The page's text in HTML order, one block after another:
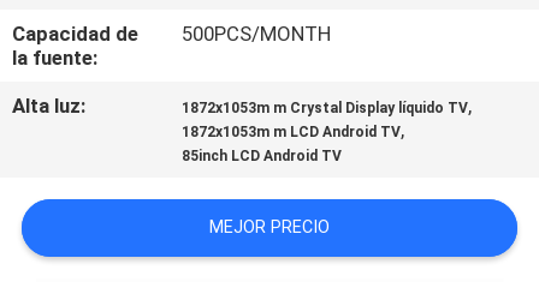
ÉNTRENOS
EN
CONTACTO
NOTICIAS
Capacidad de
la fuente:
500PCS/MONTH
Alta luz: 1872x1053m m Crystal Display líquido TV,
1872x1053m m LCD Android TV,
85inch LCD Android TV
MEJOR PRECIO